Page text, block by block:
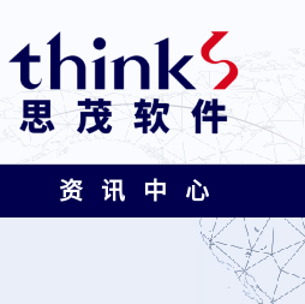
资 讯 中 心